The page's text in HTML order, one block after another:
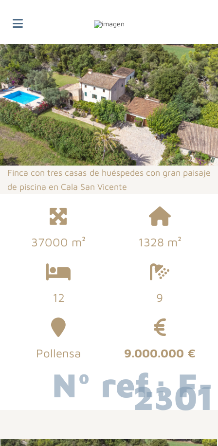
Finca con tres casas de huéspedes con gran paisaje
de piscina en Cala San Vicente
37000 m² 1328 m²
12 9
Pollensa 9.000.000 €
Nº ref.: F-
2301